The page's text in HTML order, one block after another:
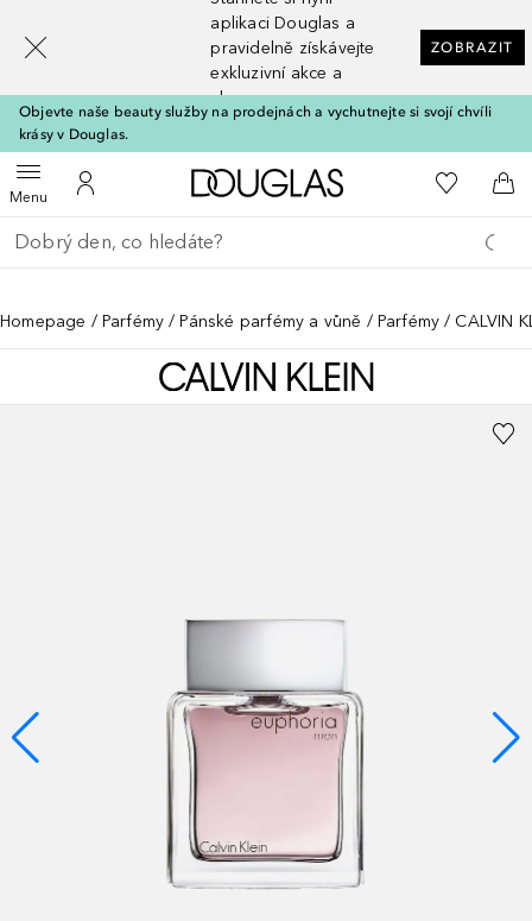
aplikaci Douglas a
pravidelně získávejte
exkluzivní akce a
slevy
ZOBRAZIT
Objevte naše beauty služby na prodejnách a vychutnejte si svojí chvíli
krásy v Douglas.
MenuOtevřít menuK mému účtu
Domů K mému
Do
Vraťte se
Proveďte vyhledávání
Homepage Parfémy Pánské parfémy a vůně Parfémy CALVIN
[navigation.slideout.screenreader]